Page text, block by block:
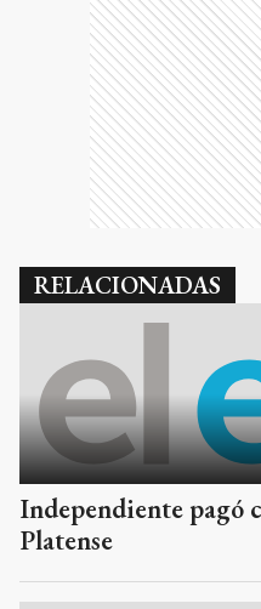
RELACIONADAS
Independiente pagó
Platense